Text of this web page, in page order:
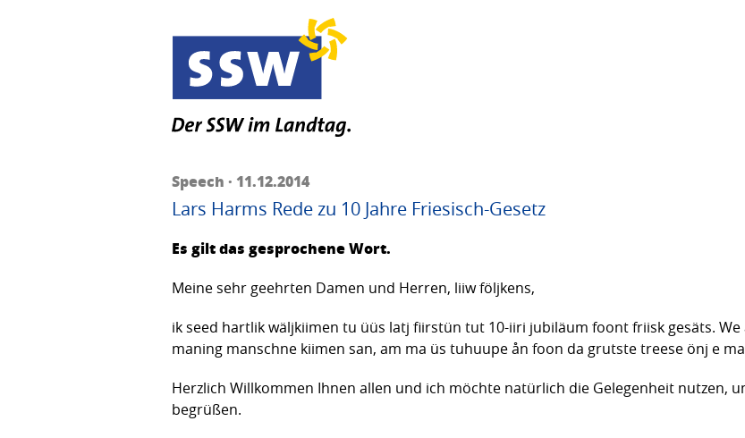
Speech · 11.12.2014
Lars Harms Rede zu 10 Jahre Friesisch-Gesetz
Es gilt das gesprochene Wort.
Meine sehr geehrten Damen und Herren, liiw följkens,
ik seed hartlik wäljkiimen tu üüs latj fiirstün tut 10-iiri jubiläum foont friisk gesäts. We
maning manschne kiimen san, am ma üs tuhuupe ån foon da grutste treese önj e
Herzlich Willkommen Ihnen allen und ich möchte natürlich die Gelegenheit nutzen,
begrüßen.